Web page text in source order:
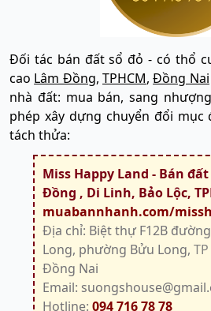
Đối tác bán đất sổ đỏ - có thổ
cao Lâm Đồng,TPHCM,Đồng Nai
nhà đất: mua bán, sang
phép xây dựng chuyển đổi
tách thửa:
Miss Happy Land - Bán
Đồng , Di Linh, Bảo Lộc,
muabannhanh.com/
Địa chỉ: Biệt thự F12B
Long, phường Bửu Long,
Đồng Nai
Email:
Hotline: 094 716 78 78